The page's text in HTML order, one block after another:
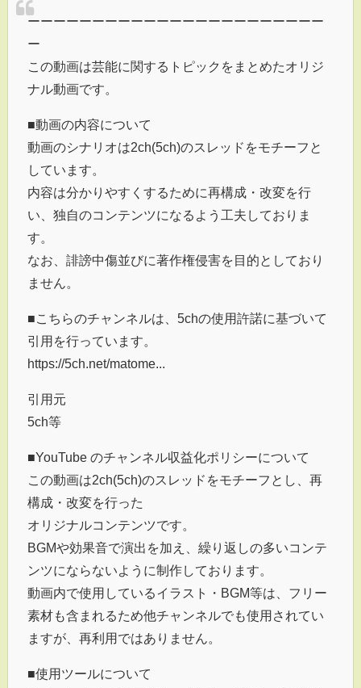
ーーーーーーーーーーーーーーーーーーーーーーー
ー
この動画は芸能に関するトピックをまとめたオリジ
ナル動画です。
■動画の内容について
動画のシナリオは2ch(5ch)のスレッドをモチーフと
しています。
内容は分かりやすくするために再構成・改変を行
い、独自のコンテンツになるよう工夫しておりま
す。
なお、誹謗中傷並びに著作権侵害を目的としており
ません。
■こちらのチャンネルは、5chの使用許諾に基づいて
引用を行っています。
https://5ch.net/matome...
引用元
5ch等
■YouTube のチャンネル収益化ポリシーについて
この動画は2ch(5ch)のスレッドをモチーフとし、再
構成・改変を行った
オリジナルコンテンツです。
BGMや効果音で演出を加え、繰り返しの多いコンテ
ンツにならないように制作しております。
動画内で使用しているイラスト・BGM等は、フリー
素材も含まれるため他チャンネルでも使用されてい
ますが、再利用ではありません。
■使用ツールについて